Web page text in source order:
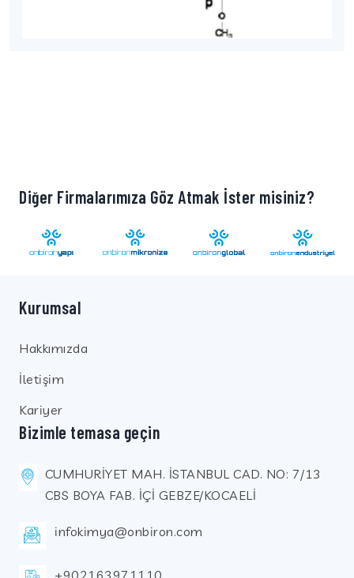
Diğer Firmalarımıza Göz Atmak İster misiniz?
Kurumsal
Hakkımızda
İletişim
Kariyer
Bizimle temasa geçin
CUMHURİYET MAH. İSTANBUL CAD. NO: 7/13
CBS BOYA FAB. İÇİ GEBZE/KOCAELİ
infokimya@onbiron.com